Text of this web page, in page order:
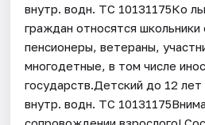
внутр. водн. ТС 10131175Ко
граждан относятся
пенсионеры, ветераны,
многодетные, в том числе
государств.Детский до 12
внутр. водн. ТС